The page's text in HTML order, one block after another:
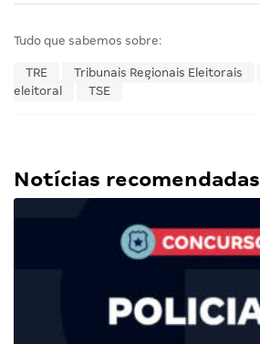
Tudo que sabemos sobre:
TRE Tribunais Regionais Eleitorais
eleitoral
TSE
Notícias recomendadas